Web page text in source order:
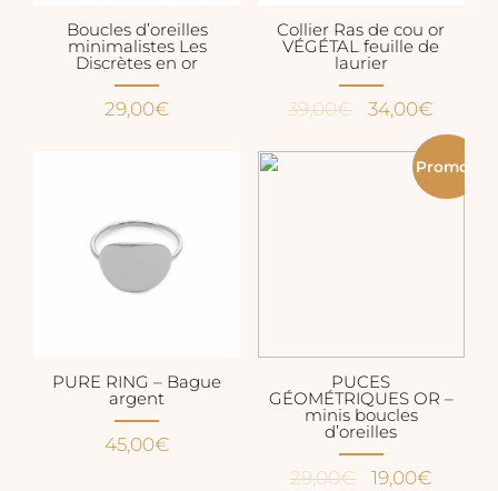
Boucles d’oreilles
minimalistes Les
Discrètes en or
29,00€
Collier Ras de cou or
VÉGÉTAL feuille de
laurier
39,00€
Le
initial
était :
34,00€
prix
actuel
est :
PURE RING – Bague
argent
45,00€
Promo !
PUCES
GÉOMÉTRIQUES OR –
minis boucles
d’oreilles
29,00€
Le
19,00€Le